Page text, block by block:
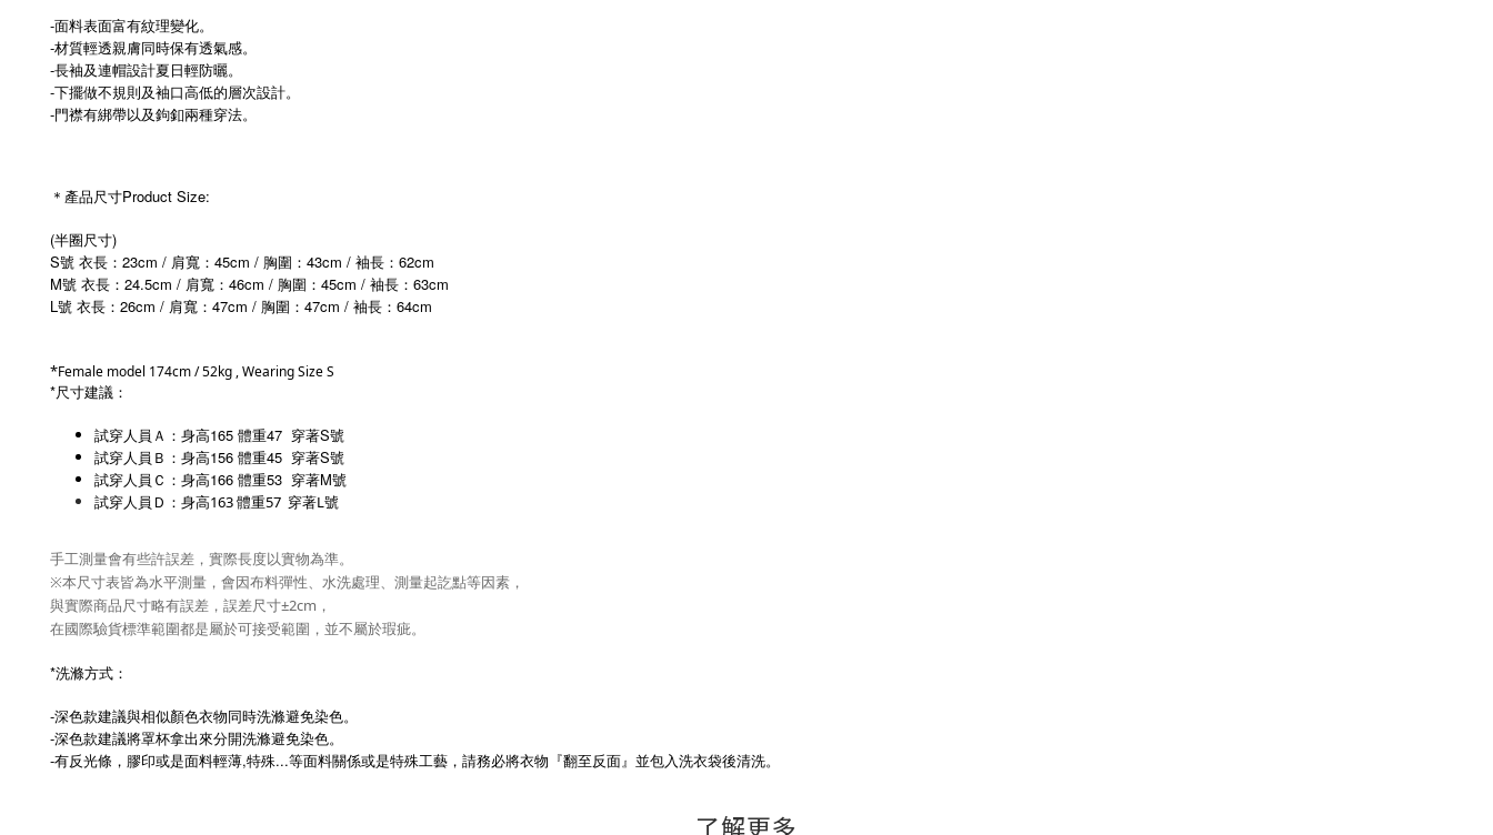
-面料表面富有紋理變化。
-材質輕透親膚同時保有透氣感。
-長袖及連帽設計夏日輕防曬。
-下擺做不規則及袖口高低的層次設計。
-門襟有綁帶以及鉤釦兩種穿法。
＊產品尺寸Product Size:
(半圈尺寸)
S號 衣長：23cm / 肩寬：45cm / 胸圍：43cm / 袖長：62cm
M號 衣長：24.5cm / 肩寬：46cm / 胸圍：45cm / 袖長：63cm
L號 衣長：26cm / 肩寬：47cm / 胸圍：47cm / 袖長：64cm
*Female model 174cm / 52kg , Wearing Size S
*尺寸建議：
試穿人員Ａ：身高165 體重47 穿著S號
試穿人員Ｂ：身高156 體重45 穿著S號
試穿人員Ｃ：身高166 體重53 穿著M號
試穿人員Ｄ：身高163 體重57 穿著L號
手工測量會有些許誤差，實際長度以實物為準。
※本尺寸表皆為水平測量，會因布料彈性、水洗處理、測量起訖點等因素，
與實際商品尺寸略有誤差，誤差尺寸±2cm，
在國際驗貨標準範圍都是屬於可接受範圍，並不屬於瑕疵。
*洗滌方式：
-深色款建議與相似顏色衣物同時洗滌避免染色。
-深色款建議將罩杯拿出來分開洗滌避免染色。
-有反光條，膠印或是面料輕薄,特殊...等面料關係或是特殊工藝， 請務必將衣物『翻至反面』並包入洗衣袋後清洗。
了解更多